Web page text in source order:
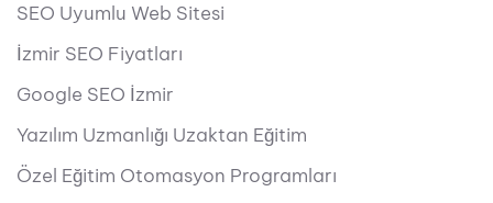
SEO Uyumlu Web Sitesi
İzmir SEO Fiyatları
Google SEO İzmir
Yazılım Uzmanlığı Uzaktan Eğitim
Özel Eğitim Otomasyon Programları